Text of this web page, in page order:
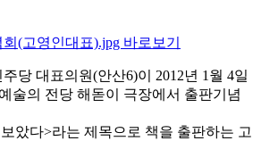
회(고영인대표).jpg 바로보기
당 대표의원(안산6)이 2012년 1월 4일
술의 전당 해돋이 극장에서 출판기념
았다>라는 제목으로 책을 출판하는 고